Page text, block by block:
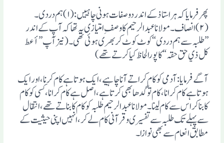
پھر فرمایا کہ ہر استاذ کے اندر دو صفات ہونی چاہییں: (۱) ہم دردی۔
(۲)انصاف۔مولانا عبد الرحیم کا وصفِ امتیازی یہ تھا کہ آپ کے اندر
”طلبہ سے ہم دردی“ کوٹ کوٹ کر بھری ہوئی تھی۔ (نیز آپ ”أعط
کل ذي حق حقہ“ کا پورا لحاظ کیا کرتے تھے)
آگے فرمایا: آدمی کو کام کراتے آنا چاہیے، ایک ہوتا ہے کام کرنا، اور ایک
ہوتا ہے کام کرانا، کام تو گدھا بھی کرتا ہے، اصل ہے کام کرانا، کسی کو کام
کا بناکر اس سے کام لینا۔ مولانا عبد الرحیم طلبہ کو کام کا بناتے تھے، انتقال
سے پہلے تک طلبہ سے تفسیری وقرآنی کام لے کر، انہیں اپنی حیثیت کے
مطابق انعام سے بھی نوازا۔